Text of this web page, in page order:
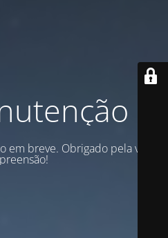
breve. Obrigado pela vossa